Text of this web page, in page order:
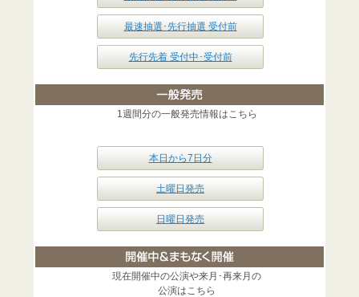
最速抽選･先行抽選 受付前
先行先着 受付中･受付前
1週間分の一般発売情報はこちら
本日から7日分
土曜日発売
日曜日発売
現在開催中の公演や来月･再来月の
公演はこちら